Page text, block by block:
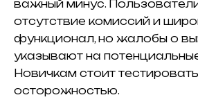
важный минус.
отсутствие комиссий и
функционал, но жалобы о
указывают на
Новичкам стоит
осторожностью.